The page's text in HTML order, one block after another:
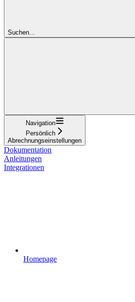
Suchen...
Navigation
Persönlich
Abrechnungseinstellungen
Dokumentation
Anleitungen
Integrationen
Homepage